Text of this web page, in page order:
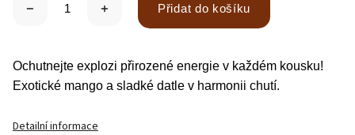
Přidat do košíku
Ochutnejte explozi přirozené energie v každém kousku!
Exotické mango a sladké datle v harmonii chutí.
Detailní informace